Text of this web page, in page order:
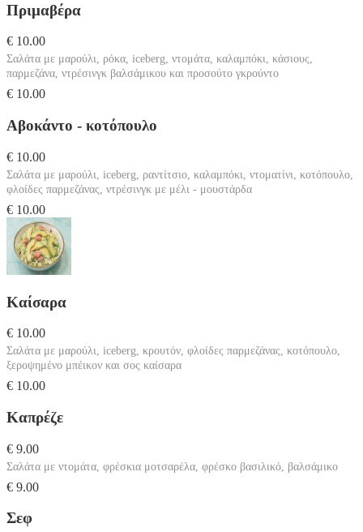
Πριμαβέρα
€ 10.00
Σαλάτα με μαρούλι, ρόκα, iceberg, ντομάτα, καλαμπόκι, κάσιους,
παρμεζάνα, ντρέσινγκ βαλσάμικου και προσούτο γκρούντο
€ 10.00
Αβοκάντο - κοτόπουλο
€ 10.00
Σαλάτα με μαρούλι, iceberg, ραντίτσιο, καλαμπόκι, ντοματίνι, κοτόπουλο,
φλοίδες παρμεζάνας, ντρέσινγκ με μέλι - μουστάρδα
€ 10.00
Καίσαρα
€ 10.00
Σαλάτα με μαρούλι, iceberg, κρουτόν, φλοίδες παρμεζάνας, κοτόπουλο,
ξεροψημένο μπέικον και σος καίσαρα
€ 10.00
Καπρέζε
€ 9.00
Σαλάτα με ντομάτα, φρέσκια μοτσαρέλα, φρέσκο βασιλικό, βαλσάμικο
€ 9.00
Σεφ